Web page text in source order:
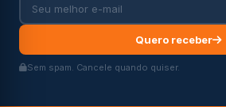
Quero receber
Sem spam. Cancele quando quiser.